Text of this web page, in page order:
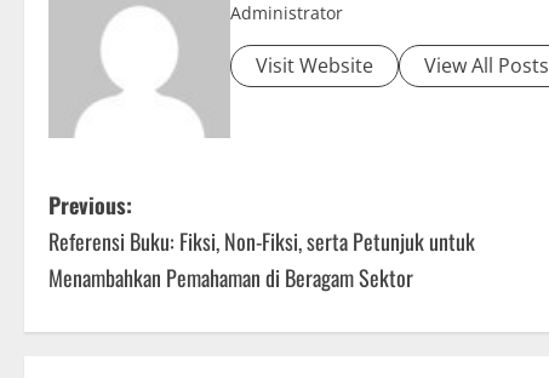
Administrator
Visit Website View All Posts
P
o
Previous:
Referensi Buku: Fiksi, Non-Fiksi, serta Petunjuk untuk
Menambahkan Pemahaman di Beragam Sektor